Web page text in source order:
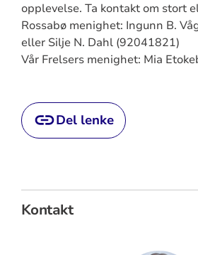
opplevelse. Ta kontakt om stort
Rossabø menighet: Ingunn B.
eller Silje N. Dahl (92041821)
Vår Frelsers menighet: Mia
Del lenke
Kontakt